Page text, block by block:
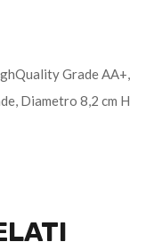
Grade AA+,
Diametro 8,2 cm H